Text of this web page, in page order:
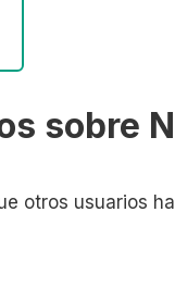
sobre
otros usuarios